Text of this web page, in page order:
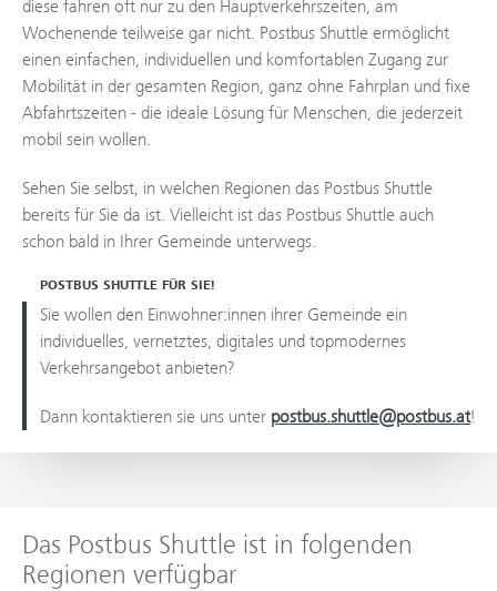
diese fahren oft nur zu den Hauptverkehrszeiten, am
Wochenende teilweise gar nicht. Postbus Shuttle ermöglicht
einen einfachen, individuellen und komfortablen Zugang zur
Mobilität in der gesamten Region, ganz ohne Fahrplan und fixe
Abfahrtszeiten - die ideale Lösung für Menschen, die jederzeit
mobil sein wollen.
Sehen Sie selbst, in welchen Regionen das Postbus Shuttle
bereits für Sie da ist. Vielleicht ist das Postbus Shuttle auch
schon bald in Ihrer Gemeinde unterwegs.
POSTBUS SHUTTLE FÜR SIE!
Sie wollen den Einwohner:innen ihrer Gemeinde ein
individuelles, vernetztes, digitales und topmodernes
Verkehrsangebot anbieten?
Dann kontaktieren sie uns unter postbus.shuttle@postbus.at!
Das Postbus Shuttle ist in folgenden
Regionen verfügbar